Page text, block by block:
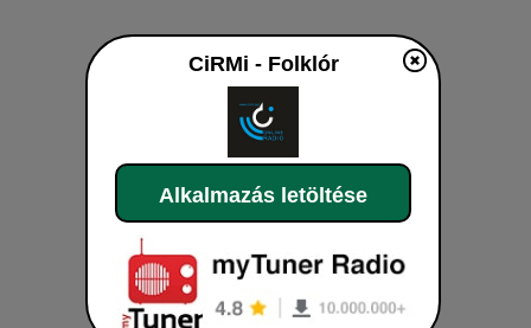
CiRMi - Folklór
Alkalmazás letöltése